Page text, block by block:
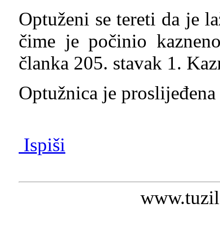
Optuženi se tereti da je
čime je počinio
članka 205. stavak 1.
Optužnica je
Ispiši